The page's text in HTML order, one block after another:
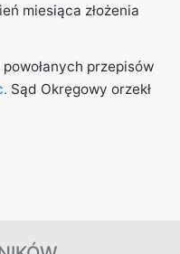
miesiąca złożenia
przepisów
Sąd Okręgowy orzekł